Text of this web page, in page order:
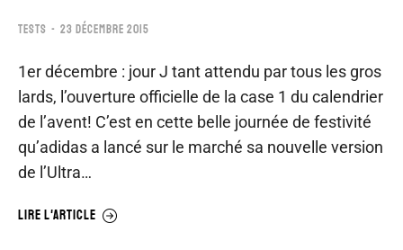
TESTS 23 DÉCEMBRE 2015
1er décembre : jour J tant attendu par tous les gros
lards, l’ouverture officielle de la case 1 du calendrier
de l’avent! C’est en cette belle journée de festivité
qu’adidas a lancé sur le marché sa nouvelle version
de l’Ultra…
LIRE L'ARTICLE